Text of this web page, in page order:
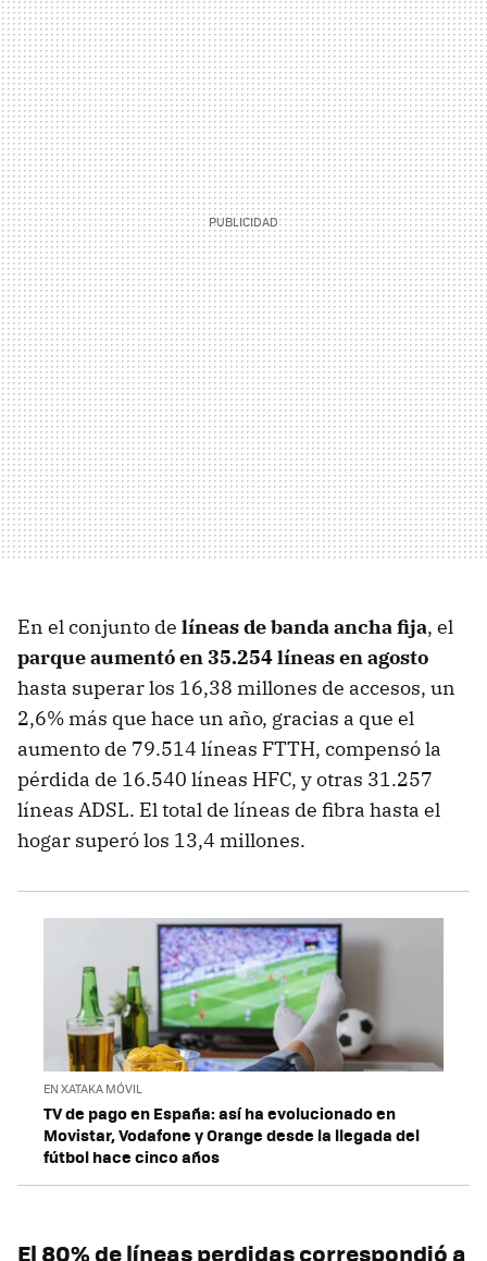
En el conjunto de líneas de banda ancha fija, el
parque aumentó en 35.254 líneas en agosto
hasta superar los 16,38 millones de accesos, un
2,6% más que hace un año, gracias a que el
aumento de 79.514 líneas FTTH, compensó la
pérdida de 16.540 líneas HFC, y otras 31.257
líneas ADSL. El total de líneas de fibra hasta el
hogar superó los 13,4 millones.
EN XATAKA MÓVIL
TV de pago en España: así ha evolucionado en
Movistar, Vodafone y Orange desde la llegada del
fútbol hace cinco años
El 80% de líneas perdidas correspondió a